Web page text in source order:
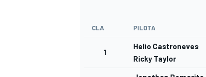
CLA PILOTA
1
Helio Castroneves
Ricky Taylor